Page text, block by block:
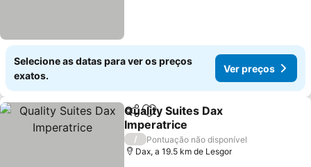
Selecione as datas para ver os preços
exatos.
Ver preços
PartilharAdicionar aos favoritos
Quality Suites Dax
Imperatrice
Ver preços
/
Pontuação não disponível
Dax, a 19.5 km de Lesgor